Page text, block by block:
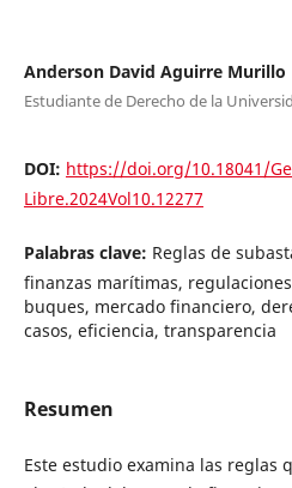
Anderson David Aguirre Murillo
Estudiante de Derecho de la
DOI: https://doi.org/10.18041/
Libre.2024Vol10.12277
Palabras clave: Reglas de
finanzas marítimas,
buques, mercado financiero,
casos, eficiencia, transparencia
Resumen
Este estudio examina las reglas